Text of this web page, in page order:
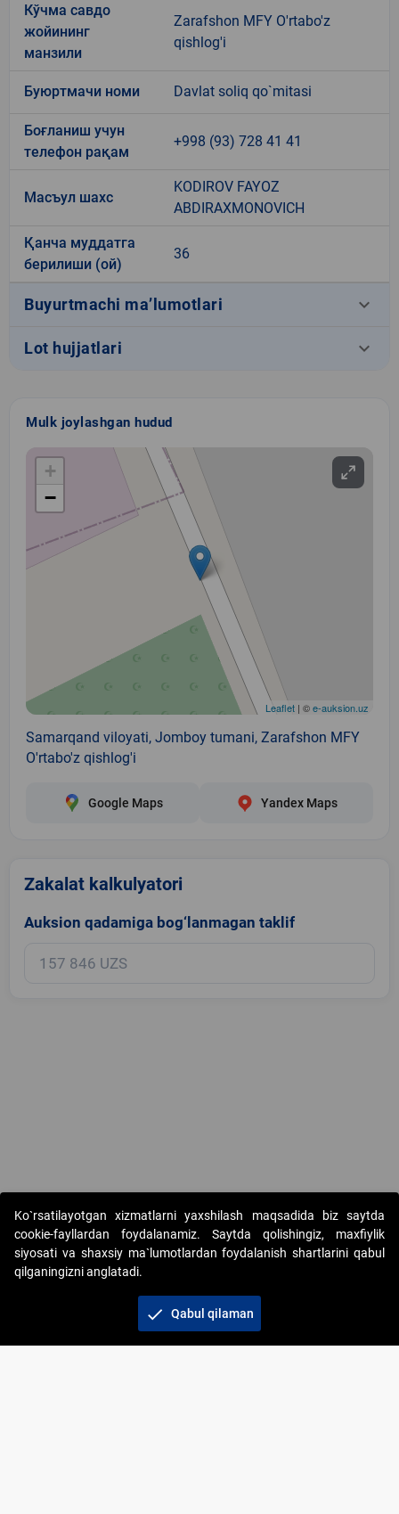
Кўчма савдо
жойининг
манзили
Zarafshon MFY O'rtabo'z
qishlog'i
Буюртмачи номи Davlat soliq qo`mitasi
Боғланиш учун
телефон рақам
+998 (93) 728 41 41
Масъул шахс
KODIROV FAYOZ
ABDIRAXMONOVICH
Қанча муддатга
берилиши (ой)
36
Buyurtmachi ma’lumotlari keyboard_arrow_down
Lot hujjatlari keyboard_arrow_down
Mulk joylashgan hudud
+
−
Leaflet | ©e-auksion.uz
Samarqand viloyati, Jomboy tumani, Zarafshon MFY
O'rtabo'z qishlog'i
Google Maps Yandex Maps
Zakalat kalkulyatori
Auksion qadamiga bog‘lanmagan taklif
Copyright © 2017-2026. "Elektron onlayn-auksionlarni tashkil etish"
AJ. Barcha huquqlar himoyalangan
+998 71 202-21-11
Ko`rsatilayotgan xizmatlarni yaxshilash maqsadida biz saytda
cookie-fayllardan foydalanamiz. Saytda qolishingiz, maxfiylik
siyosati va shaxsiy ma`lumotlardan foydalanish shartlarini qabul
qilganingizni anglatadi.
check Qabul qilaman